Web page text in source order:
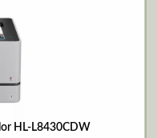
HL-L8430CDW